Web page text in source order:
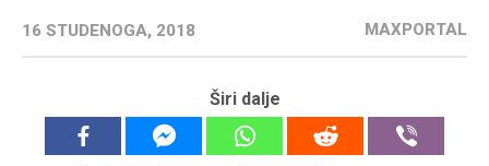
16 STUDENOGA, 2018 MAXPORTAL
Širi dalje